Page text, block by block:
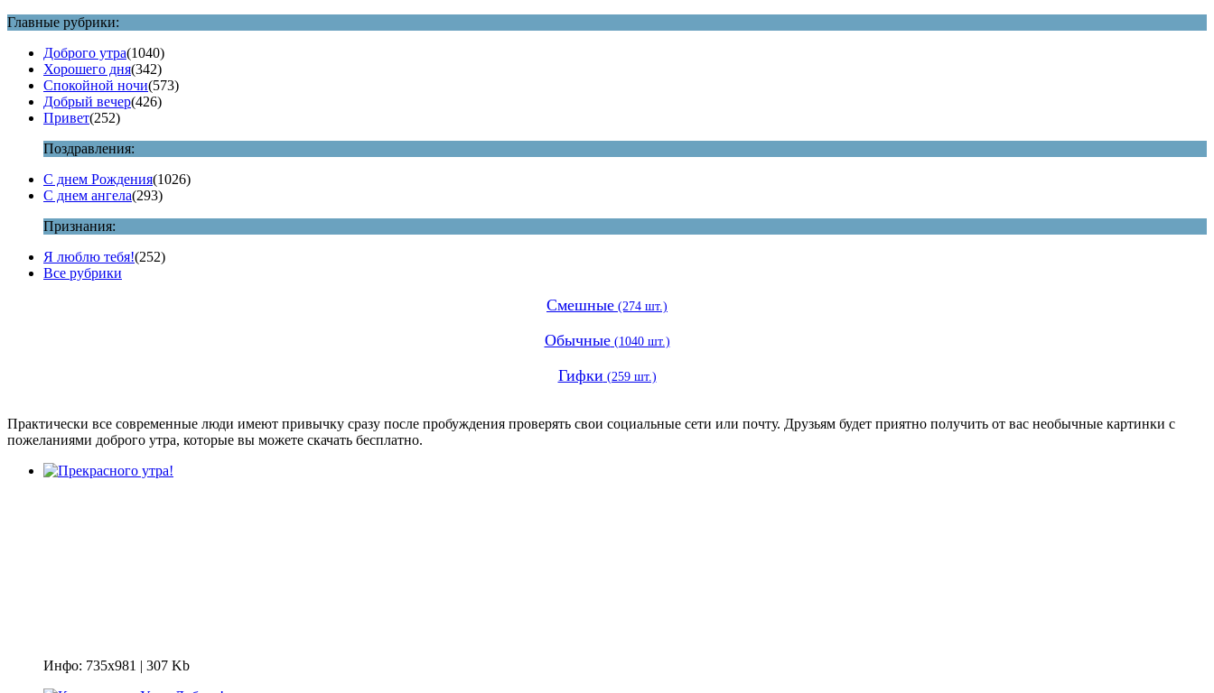
Главные рубрики:
Доброго утра(1040)
Хорошего дня(342)
Спокойной ночи(573)
Добрый вечер(426)
Привет(252)
Поздравления:
С днем Рождения(1026)
С днем ангела(293)
Признания:
Я люблю тебя!(252)
Все рубрики
Смешные (274 шт.)
Обычные(1040 шт.)
Гифки (259 шт.)
Практически все современные люди имеют привычку сразу после пробуждения проверять свои социальные сети или почту. Друзьям будет приятно получить от вас необычные картинки с
пожеланиями доброго утра, которые вы можете скачать бесплатно.
Инфо: 735х981 | 307 Kb